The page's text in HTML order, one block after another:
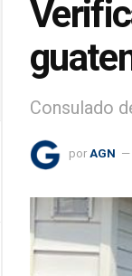
Consulado
por AGN